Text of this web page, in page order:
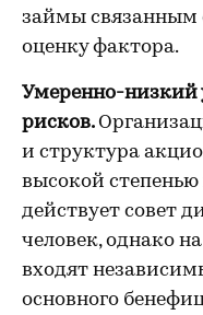
займы связанным
оценку фактора.
Умеренно-низкий
рисков.
и структура
высокой
действует совет
человек, однако
входят
основного